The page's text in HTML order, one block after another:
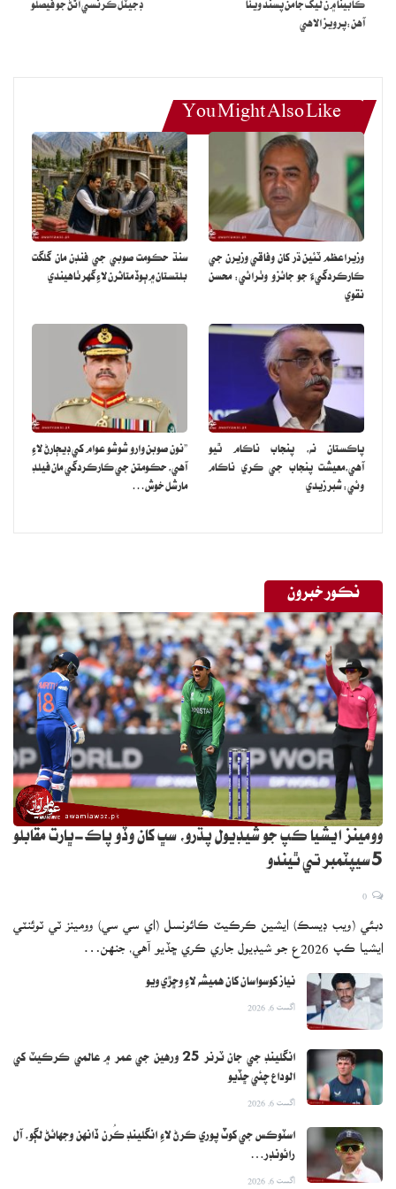
ڪابينا ۾ ن ليگ جا من پسند ويٺا
آهن:پرويز الاهي
ڊجيٽل ڪرنسي آڻڻ جو فيصلو
You Might Also Like
وزيراعظم ٽئين ڌر کان وفاقي وزيرن جي
ڪارڪردگيءَ جو جائزو وٺرائي: محسن
نقوي
سنڌ حڪومت صوبي جي فنڊن مان گلگت
بلتستان ۾ ٻوڏ متاثرن لاءِ گهر ٺاهيندي
پاڪستان نه، پنجاب ناڪام ٿيو
آهي،معيشت پنجاب جي ڪري ناڪام
وئي: شبر زيدي
”نون صوبن وارو شوشو عوام کي ڊيڄارڻ لاءِ
آهي، حڪومتن جي ڪارڪردگي مان فيلڊ
مارشل خوش…
نڪور خبرون
وومينز ايشيا ڪپ جو شيڊيول پڌرو، سڀ کان وڏو پاڪ-ڀارت مقابلو
5 سيپٽمبر تي ٿيندو
دبئي (ويب ڊيسڪ) ايشين ڪرڪيٽ ڪائونسل (اي سي سي) وومينز ٽي ٽوئنٽي
ايشيا ڪپ 2026ع جو شيڊيول جاري ڪري ڇڏيو آهي، جنهن…
نياز کوسواسان کان هميشه لاءِ وڇڙي ويو
اگست 6, 2026
انگلينڊ جي جان ٽرنر 25 ورهين جي عمر ۾ عالمي ڪرڪيٽ کي
الوداع چئي ڇڏيو
اگست 6, 2026
اسٽوڪس جي کوٽ پوري ڪرڻ لاءِ انگلينڊ ڪُرن ڏانهن وجهائڻ لڳو، آل
رائونڊر…
اگست 6, 2026